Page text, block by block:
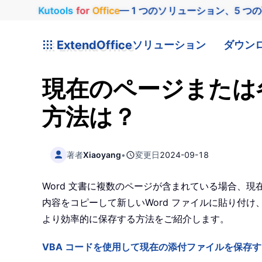
Kutools for Office— 1 つのソリューション、5 つ
ExtendOfficeソリューション ダウン
現在のページまた
方法は？
著者Xiaoyang• 変更日2024-09-18
Word 文書に複数のページが含まれている場合、
内容をコピーして新しいWord ファイルに貼り付
より効率的に保存する方法をご紹介します。
VBA コードを使用して現在の添付ファイルを保存